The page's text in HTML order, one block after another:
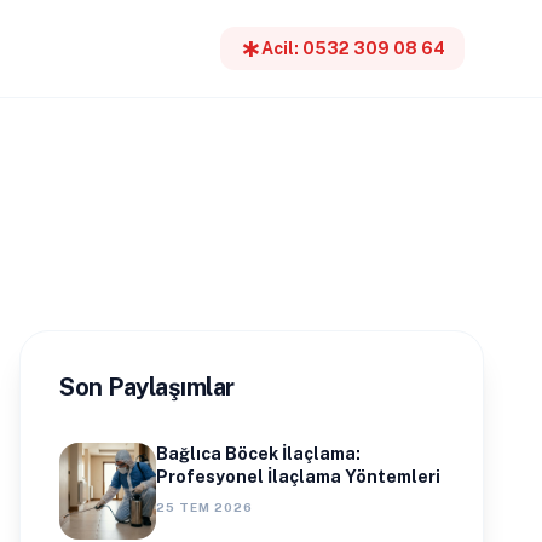
emergencyAcil: 0532 309 08 64
Son Paylaşımlar
Bağlıca Böcek İlaçlama:
Profesyonel İlaçlama Yöntemleri
25 TEM 2026